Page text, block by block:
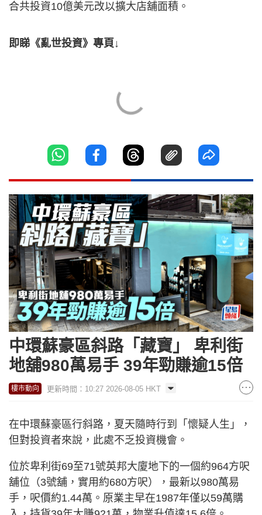
合共投資10億美元改以擴大店舖面積。
即睇《亂世投資》專頁↓
中環蘇豪區斜路「藏寶」 卑利街
地舖980萬易手 39年勁賺逾15倍
樓市動向 更新時間：10:27 2026-08-05 HKT
在中環蘇豪區行斜路，夏天隨時行到「懷疑人生」，
但對投資者來說，此處不乏投資機會。
位於卑利街69至71號英邦大廈地下的一個約964方呎
舖位（3號舖，實用約680方呎），最新以980萬易
手，呎價約1.44萬。原業主早在1987年僅以59萬購